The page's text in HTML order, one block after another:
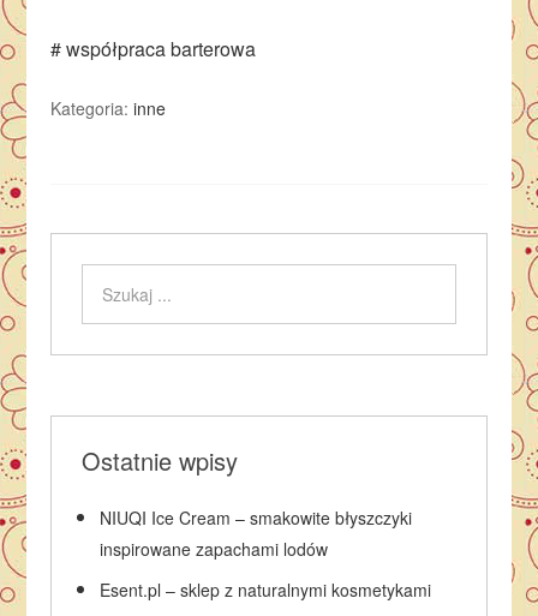
# współpraca barterowa
Kategoria:inne
Ostatnie wpisy
NIUQI Ice Cream – smakowite błyszczyki
inspirowane zapachami lodów
Esent.pl – sklep z naturalnymi kosmetykami